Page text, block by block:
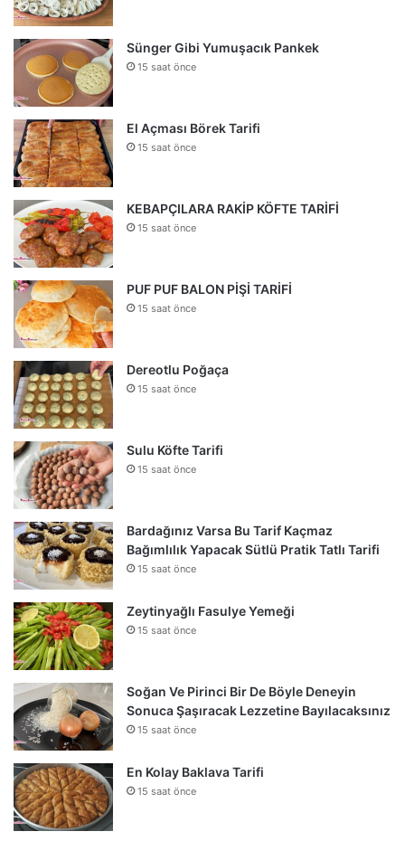
Sünger Gibi Yumuşacık Pankek
15 saat önce
El Açması Börek Tarifi
15 saat önce
KEBAPÇILARA RAKİP KÖFTE TARİFİ
15 saat önce
PUF PUF BALON PİŞİ TARİFİ
15 saat önce
Dereotlu Poğaça
15 saat önce
Sulu Köfte Tarifi
15 saat önce
Bardağınız Varsa Bu Tarif Kaçmaz
Bağımlılık Yapacak Sütlü Pratik Tatlı Tarifi
15 saat önce
Zeytinyağlı Fasulye Yemeği
15 saat önce
Soğan Ve Pirinci Bir De Böyle Deneyin
Sonuca Şaşıracak Lezzetine Bayılacaksınız
15 saat önce
En Kolay Baklava Tarifi
15 saat önce